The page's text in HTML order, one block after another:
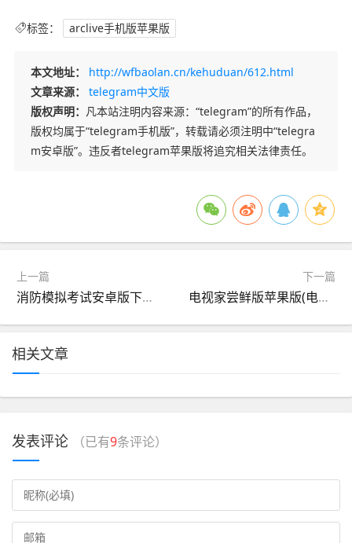
标签： arclive手机版苹果版
本文地址：
http://wfbaolan.cn/kehuduan/612.html
文章来源：
telegram中文版
版权声明： 凡本站注明内容来源：“telegram”的所有作品，
版权均属于“telegram手机版”，转载请必须注明中“telegra
m安卓版”。违反者telegram苹果版将追究相关法律责任。
上一篇
消防模拟考试安卓版下载(消防模拟考试安卓版下载安装)
下一篇
电视家尝鲜版苹果版(电视家30苹果手机版)
相关文章
发表评论 （已有9条评论）